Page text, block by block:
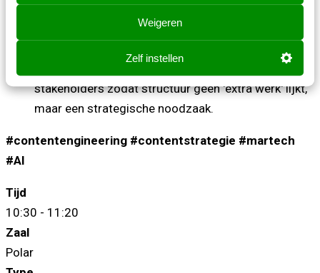
Weigeren
Zelf instellen
zonder nieuwe tools.
Hoe je prioriteiten stelt in contentstructuur zonder
stakeholders zodat structuur geen 'extra werk' lijkt,
maar een strategische noodzaak.
#contentengineering #contentstrategie #martech
#AI
Tijd
10:30 - 11:20
Zaal
Polar